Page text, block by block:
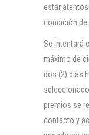
estar
condición de
Se intentará
máximo de
dos (2) días
premios se
contacto y